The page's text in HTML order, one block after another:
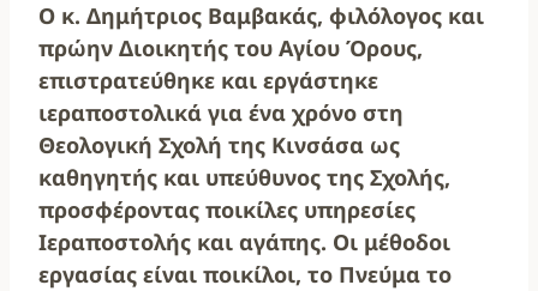
Ο κ. Δημήτριος Βαμβακάς, φιλόλογος και
πρώην Διοικητής του Αγίου Όρους,
επιστρατεύθηκε και εργάστηκε
ιεραποστολικά για ένα χρόνο στη
Θεολογική Σχολή της Κινσάσα ως
καθηγητής και υπεύθυνος της Σχολής,
προσφέροντας ποικίλες υπηρεσίες
Ιεραποστολής και αγάπης. Οι μέθοδοι
εργασίας είναι ποικίλοι, το Πνεύμα το